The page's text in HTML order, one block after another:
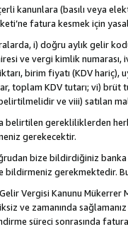
kanunlara (basılı veya
fatura kesmek için
i) doğru aylık gelir
ve vergi kimlik
birim fiyatı (KDV
toplam KDV tutarı; vi) brüt
ve viii) satılan
belirtilen gerekliliklerden
gerekecektir.
bize bildirdiğiniz banka
bildirmeniz gerekmektedir.
Vergisi Kanunu
ve zamanında
süreci sonrasında